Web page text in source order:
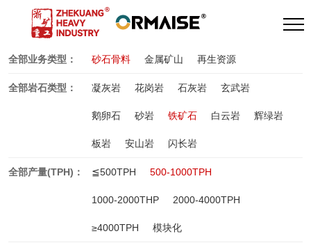
全部业务类型： 砂石骨料 金属矿山 再生资源
全部岩石类型： 凝灰岩 花岗岩 石灰岩 玄武岩
鹅卵石 砂岩 铁矿石 白云岩 辉绿岩
板岩 安山岩 闪长岩
全部产量(TPH)： ≦500TPH 500-1000TPH
1000-2000THP 2000-4000TPH
≥4000TPH 模块化